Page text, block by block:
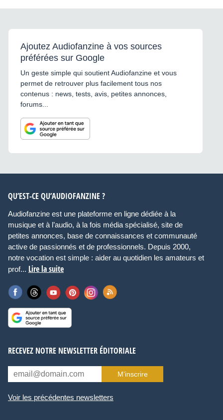
Ajoutez Audiofanzine à vos sources
préférées sur Google
Un geste simple qui soutient Audiofanzine et vous
permet de retrouver plus facilement tous nos
contenus : news, tests, avis, petites annonces,
forums...
QU’EST-CE QU’AUDIOFANZINE ?
Audiofanzine est une plateforme en ligne dédiée à la
musique et à l’audio, à la fois média spécialisé, site de
petites annonces, base de connaissances et communauté
active de passionnés et de professionnels. Depuis 2000,
notre vocation est simple : aider au quotidien les amateurs et
prof... Lire la suite
RECEVEZ NOTRE NEWSLETTER ÉDITORIALE
M’inscrire
Voir les précédentes newsletters